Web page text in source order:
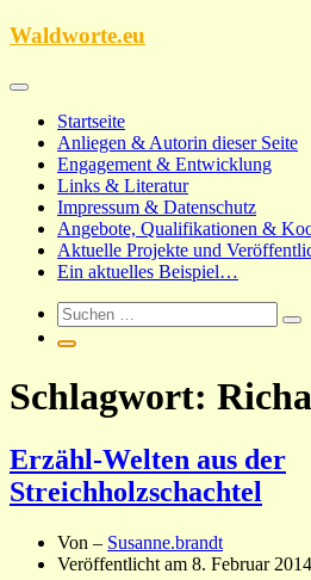
Zum
Waldworte.eu
Startseite
Anliegen & Autorin dieser Seite
Engagement & Entwicklung
Links & Literatur
Impressum & Datenschutz
Angebote, Qualifikationen &
Aktuelle Projekte und
Ein aktuelles Beispiel…
Schlagwort:
Erzähl-Welten aus der
Streichholzschachtel
Von – Susanne.brandt
Veröffentlicht am 8. Februar 2014